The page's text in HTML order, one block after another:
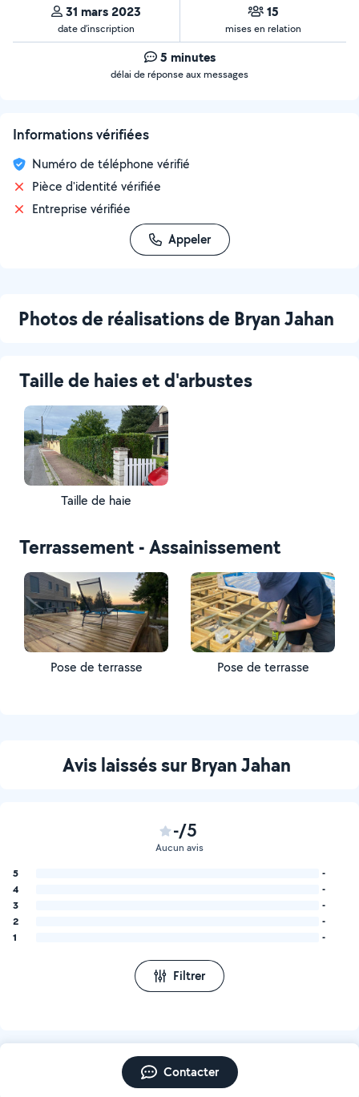
31 mars 2023
date d’inscription
15
mises en relation
5 minutes
délai de réponse aux messages
Informations vérifiées
Numéro de téléphone vérifié
Pièce d'identité vérifiée
Entreprise vérifiée
Appeler
Photos de réalisations de Bryan Jahan
Taille de haies et d'arbustes
Taille de haie
Terrassement - Assainissement
Pose de terrasse Pose de terrasse
Avis laissés sur Bryan Jahan
-/5
Aucun avis
5
-
4
-
3
-
2
-
1
-
Filtrer
Contacter